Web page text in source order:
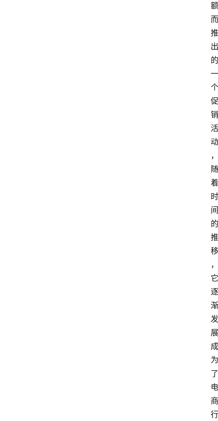
额
而
推
出
的
一
个
促
销
活
动
，
随
着
时
间
的
推
移
，
它
逐
渐
发
展
成
为
了
电
商
行